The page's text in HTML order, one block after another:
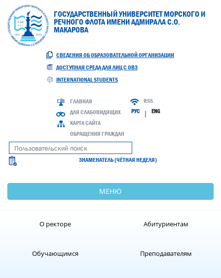
ГОСУДАРСТВЕННЫЙ УНИВЕРСИТЕТ МОРСКОГО И
РЕЧНОГО ФЛОТА ИМЕНИ АДМИРАЛА С.О.
МАКАРОВА
СВЕДЕНИЯ ОБ ОБРАЗОВАТЕЛЬНОЙ ОРГАНИЗАЦИИ
ДОСТУПНАЯ СРЕДА ДЛЯ ЛИЦ С ОВЗ
INTERNATIONAL STUDENTS
ГЛАВНАЯ
ДЛЯ СЛАБОВИДЯЩИХ
КАРТА САЙТА
ОБРАЩЕНИЯ ГРАЖДАН
RSS
РУС | ENG
ЗНАМЕНАТЕЛЬ (ЧЁТНАЯ НЕДЕЛЯ)
МЕНЮ
О ректоре Абитуриентам
Обучающимся Преподавателям